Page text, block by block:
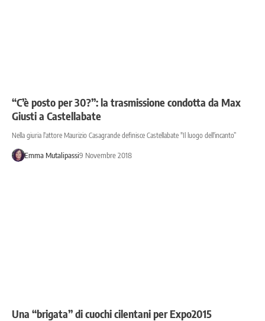
“C’è posto per 30?”: la trasmissione condotta da Max
Giusti a Castellabate
Nella giuria l'attore Maurizio Casagrande definisce Castellabate "Il luogo dell'incanto”
Emma Mutalipassi9 Novembre 2018
Una “brigata” di cuochi cilentani per Expo2015